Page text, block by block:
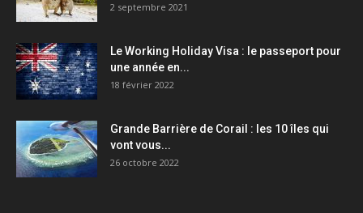
2 septembre 2021
Le Working Holiday Visa : le passeport pour
une année en...
18 février 2022
Grande Barrière de Corail : les 10 îles qui
vont vous...
26 octobre 2022